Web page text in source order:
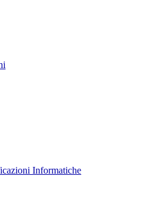
Informatiche